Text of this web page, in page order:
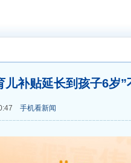
补贴延长到孩子6岁”
手机看新闻